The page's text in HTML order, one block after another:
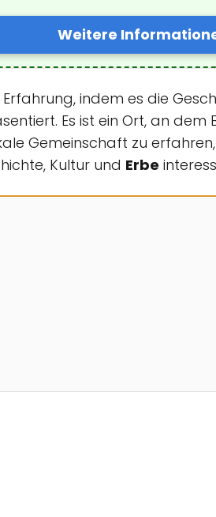
Weitere
indem es die
Es ist ein Ort, an dem
Gemeinschaft zu
Kultur und Erbe